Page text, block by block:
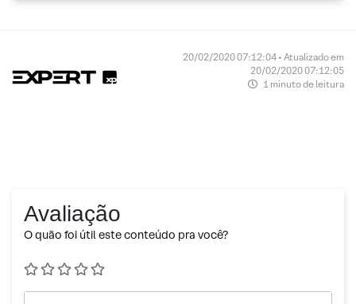
20/02/2020 07:12:04 • Atualizado em
20/02/2020 07:12:05
1 minuto de leitura
Avaliação
O quão foi útil este conteúdo pra você?